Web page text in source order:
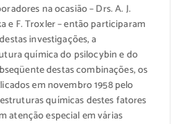
na ocasião – Drs. A. J.
e F. Troxler – então participaram
investigações, a
química do psilocybin e do
destas combinações, os
em novembro 1958 pelo
químicas destes fatores
atenção especial em várias